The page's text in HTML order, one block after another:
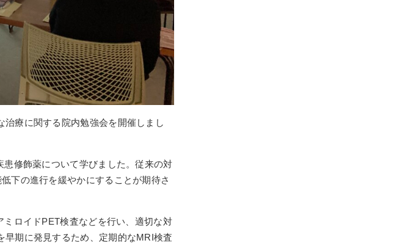
療に関する院内勉強会を開催しまし
修飾薬について学びました。従来の対
下の進行を緩やかにすることが期待さ
ロイドPET検査などを行い、適切な対
期に発見するため、定期的なMRI検査